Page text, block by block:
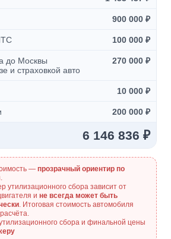
900 000 ₽
100 000 ₽
до Москвы
и страховкой авто
270 000 ₽
10 000 ₽
200 000 ₽
6 146 836 ₽
— прозрачный ориентир по
.
утилизационного сбора зависит от
и не всегда может быть
. Итоговая стоимость автомобиля
сбора и финальной цены